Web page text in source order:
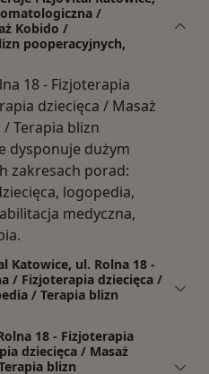
/
Kobido /
pooperacyjnych,
18 - Fizjoterapia
dziecięca / Masaż
Terapia blizn
dysponuje dużym
zakresach porad:
logopedia,
medyczna,
Katowice, ul. Rolna 18 -
/ Fizjoterapia dziecięca /
/ Terapia blizn
18 - Fizjoterapia
dziecięca / Masaż
blizn